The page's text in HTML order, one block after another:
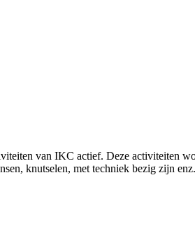
van IKC actief. Deze activiteiten
knutselen, met techniek bezig zijn